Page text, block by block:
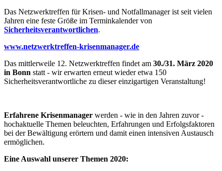
Das Netzwerktreffen für Krisen- und Notfallmanager ist seit vielen
Jahren eine feste Größe im Terminkalender von
Sicherheitsverantwortlichen.
www.netzwerktreffen-krisenmanager.de
Das mittlerweile 12. Netzwerktreffen findet am 30./31. März 2020
in Bonn statt - wir erwarten erneut wieder etwa 150
Sicherheitsverantwortliche zu dieser einzigartigen Veranstaltung!
Erfahrene Krisenmanager werden - wie in den Jahren zuvor -
hochaktuelle Themen beleuchten, Erfahrungen und Erfolgsfaktoren
bei der Bewältigung erörtern und damit einen intensiven Austausch
ermöglichen.
Eine Auswahl unserer Themen 2020: